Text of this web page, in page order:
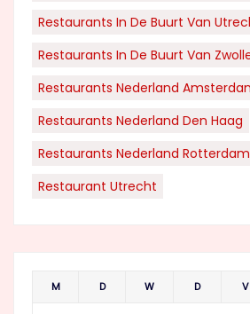
Restaurants In De Buurt Van
Restaurants In De Buurt Van
Restaurants Nederland
Restaurants Nederland Den Haag
Restaurants Nederland Rotterdam
Restaurant Utrecht
M D W D V